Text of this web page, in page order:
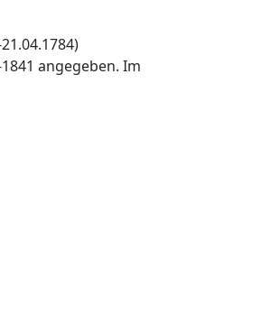
angegeben. Im